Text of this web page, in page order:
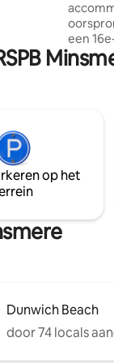
een
landelijke
de
op het
Dunwich Beach
door 74 locals